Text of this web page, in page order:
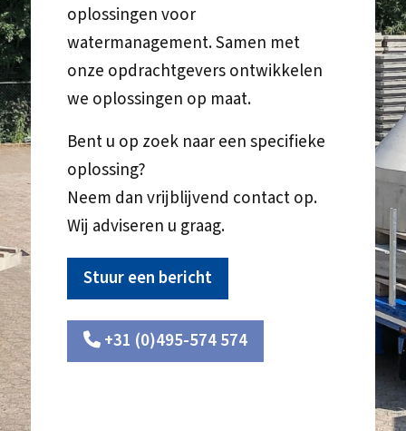
oplossingen voor
watermanagement. Samen met
onze opdrachtgevers ontwikkelen
we oplossingen op maat.
Bent u op zoek naar een specifieke
oplossing?
Neem dan vrijblijvend contact op.
Wij adviseren u graag.
Stuur een bericht
+31 (0)495-574 574